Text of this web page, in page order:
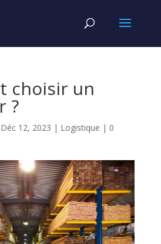
choisir un
?
Déc 12, 2023 | Logistique | 0